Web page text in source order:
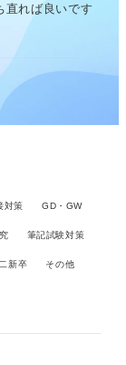
直れば良いです
対策 GD・GW
筆記試験対策
新卒 その他